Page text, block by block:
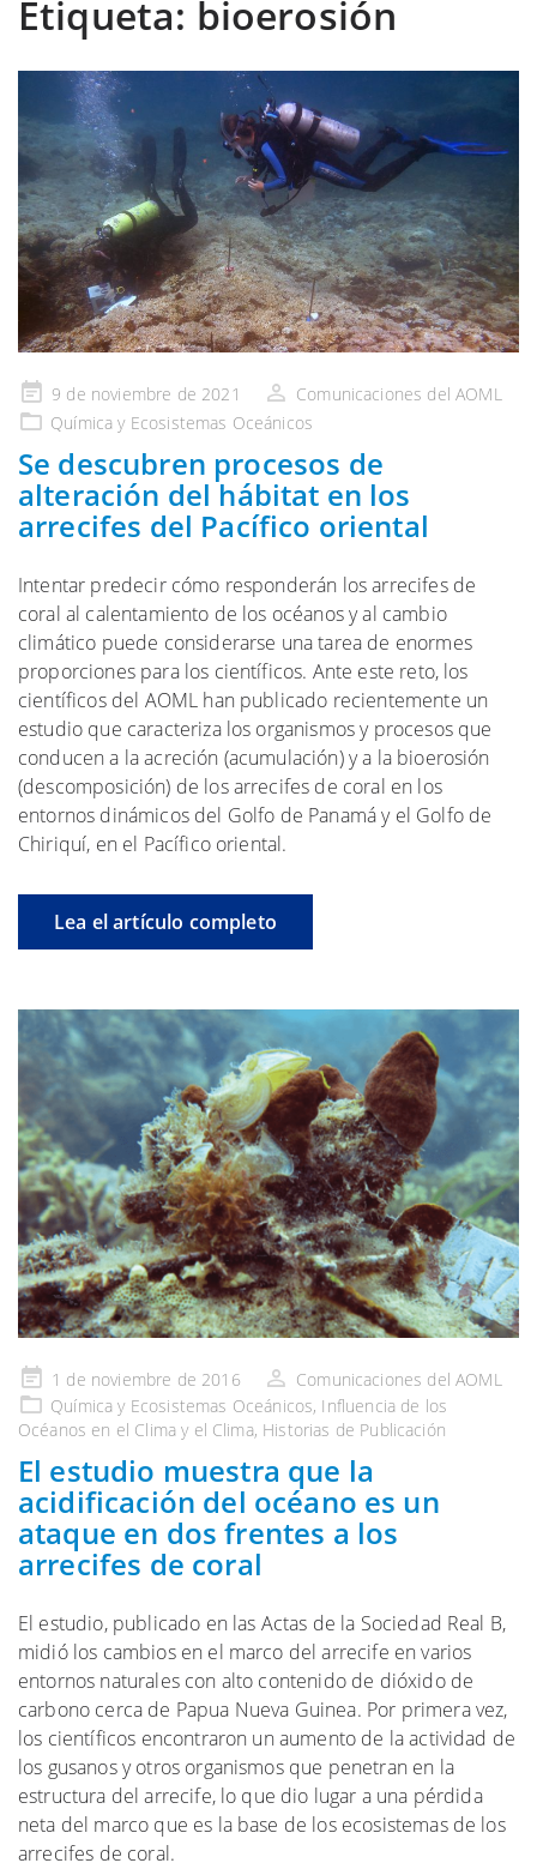
Etiqueta: bioerosión
Publicado
en
9 de noviembre de 2021
Comunicaciones del AOML
Química y Ecosistemas Oceánicos
Se descubren procesos de
alteración del hábitat en los
arrecifes del Pacífico oriental
Intentar predecir cómo responderán los arrecifes de
coral al calentamiento de los océanos y al cambio
climático puede considerarse una tarea de enormes
proporciones para los científicos. Ante este reto, los
científicos del AOML han publicado recientemente un
estudio que caracteriza los organismos y procesos que
conducen a la acreción (acumulación) y a la bioerosión
(descomposición) de los arrecifes de coral en los
entornos dinámicos del Golfo de Panamá y el Golfo de
Chiriquí, en el Pacífico oriental.
Lea el artículo completo
Publicado
en
1 de noviembre de 2016
Comunicaciones del AOML
Química y Ecosistemas Oceánicos, Influencia de los
Océanos en el Clima y el Clima, Historias de Publicación
El estudio muestra que la
acidificación del océano es un
ataque en dos frentes a los
arrecifes de coral
El estudio, publicado en las Actas de la Sociedad Real B,
midió los cambios en el marco del arrecife en varios
entornos naturales con alto contenido de dióxido de
carbono cerca de Papua Nueva Guinea. Por primera vez,
los científicos encontraron un aumento de la actividad de
los gusanos y otros organismos que penetran en la
estructura del arrecife, lo que dio lugar a una pérdida
neta del marco que es la base de los ecosistemas de los
arrecifes de coral.